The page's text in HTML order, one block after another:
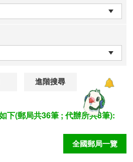
進階搜尋
下(郵局共36筆 ; 代辦所共8筆):
全國郵局一覽